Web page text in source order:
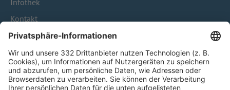
Infothek
Kontakt
HÄUFIG BESUCHTE SEITEN
Pässe und Vereinswechsel
Trainerausbildung